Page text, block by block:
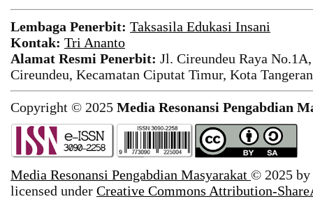
Lembaga Penerbit: Taksasila Edukasi Insani
Kontak: Tri Ananto
Alamat Resmi Penerbit: Jl. Cireundeu Raya
Cireundeu, Kecamatan Ciputat Timur, Kota
Copyright © 2025 Media Resonansi Pengabdian
Media Resonansi Pengabdian Masyarakat © 2025 by
licensed under Creative Commons Attribution-